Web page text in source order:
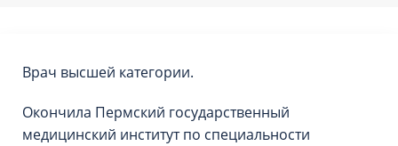
Врач высшей категории.
Окончила Пермский государственный
медицинский институт по специальности